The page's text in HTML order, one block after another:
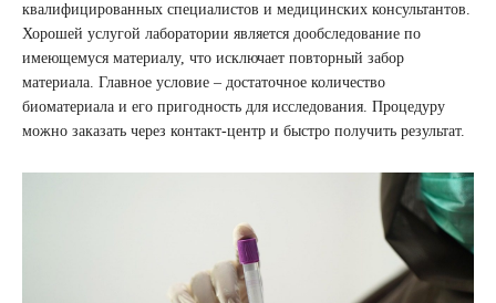
квалифицированных специалистов и медицинских консультантов.
Хорошей услугой лаборатории является дообследование по
имеющемуся материалу, что исключает повторный забор
материала. Главное условие – достаточное количество
биоматериала и его пригодность для исследования. Процедуру
можно заказать через контакт-центр и быстро получить результат.